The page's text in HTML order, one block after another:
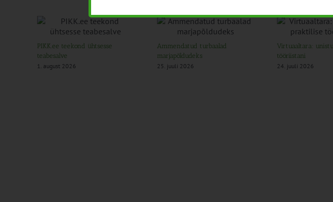
PIKK.ee teekond ühtsesse
teabesalve
1. august 2026
Ammendatud turbaalad
marjapõldudeks
25. juuli 2026
Virtuaaltara:
tööriistani
24. juuli 2026